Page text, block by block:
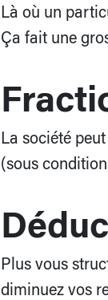
Là où un
Ça fait une
La société
(sous
Plus vous
diminuez vos